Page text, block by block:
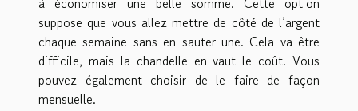
suppose que vous allez mettre de côté de l’argent
chaque semaine sans en sauter une. Cela va être
difficile, mais la chandelle en vaut le coût. Vous
pouvez également choisir de le faire de façon
mensuelle.